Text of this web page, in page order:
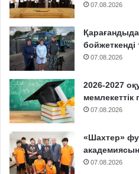
07.08.2026
бойжеткенді
07.08.2026
2026-2027
мемлекеттік
07.08.2026
«Шахтер»
07.08.2026